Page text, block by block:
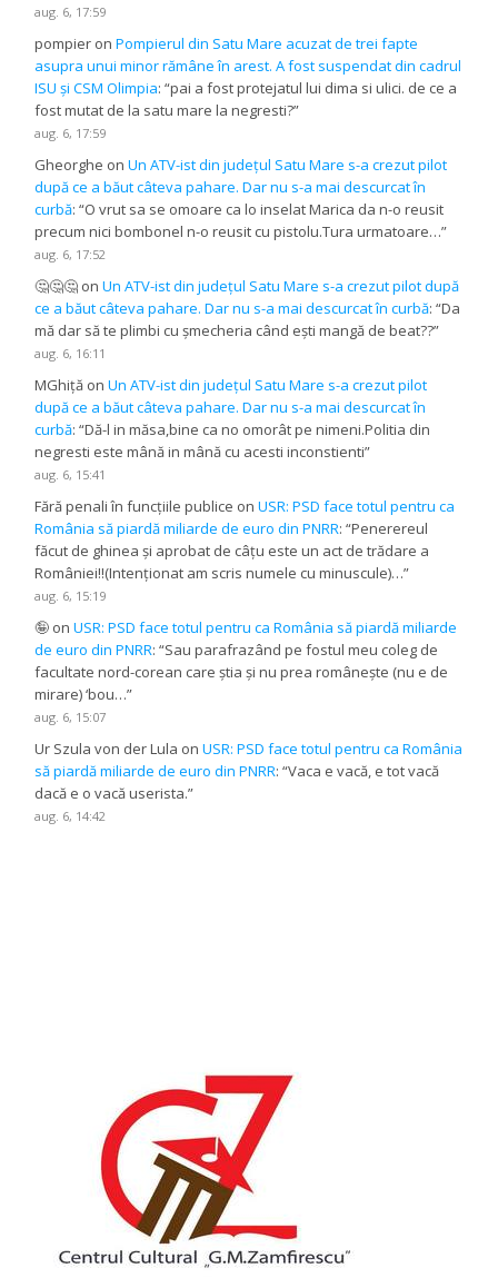
aug. 6, 17:59
pompier onPompierul din Satu Mare acuzat de trei fapte
asupra unui minor rămâne în arest. A fost suspendat din cadrul
ISU și CSM Olimpia: “pai a fost protejatul lui dima si ulici. de ce a
fost mutat de la satu mare la negresti?”
aug. 6, 17:59
Gheorghe onUn ATV-ist din județul Satu Mare s-a crezut pilot
după ce a băut câteva pahare. Dar nu s-a mai descurcat în
curbă: “O vrut sa se omoare ca lo inselat Marica da n-o reusit
precum nici bombonel n-o reusit cu pistolu.Tura urmatoare…”
aug. 6, 17:52
🤔🤔🤔 onUn ATV-ist din județul Satu Mare s-a crezut pilot după
ce a băut câteva pahare. Dar nu s-a mai descurcat în curbă: “Da
mă dar să te plimbi cu șmecheria când ești mangă de beat??”
aug. 6, 16:11
MGhiță onUn ATV-ist din județul Satu Mare s-a crezut pilot
după ce a băut câteva pahare. Dar nu s-a mai descurcat în
curbă: “Dă-l in măsa,bine ca no omorât pe nimeni.Politia din
negresti este mână in mână cu acesti inconstienti”
aug. 6, 15:41
Fără penali în funcțiile publice onUSR: PSD face totul pentru ca
România să piardă miliarde de euro din PNRR: “Penerereul
făcut de ghinea și aprobat de câțu este un act de trădare a
României!!(Intenționat am scris numele cu minuscule)…”
aug. 6, 15:19
🤪 onUSR: PSD face totul pentru ca România să piardă miliarde
de euro din PNRR: “Sau parafrazând pe fostul meu coleg de
facultate nord-corean care știa și nu prea românește (nu e de
mirare) ‘bou…”
aug. 6, 15:07
Ur Szula von der Lula onUSR: PSD face totul pentru ca România
să piardă miliarde de euro din PNRR: “Vaca e vacă, e tot vacă
dacă e o vacă userista.”
aug. 6, 14:42